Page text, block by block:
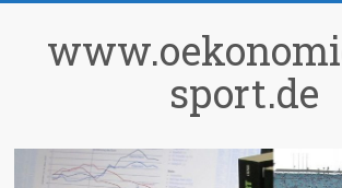
springen
sport.de